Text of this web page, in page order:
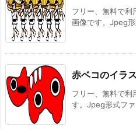
フリー、無料で利
画像です。Jpeg
赤ベコのイラ
フリー、無料で利
す。Jpeg形式フ